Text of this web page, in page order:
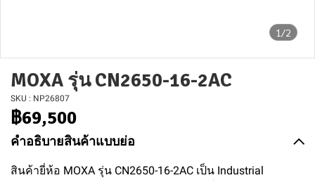
1/2
MOXA รุ่น CN2650-16-2AC
SKU : NP26807
฿69,500
คำอธิบายสินค้าแบบย่อ
สินค้ายี่ห้อ MOXA รุ่น CN2650-16-2AC เป็น Industrial